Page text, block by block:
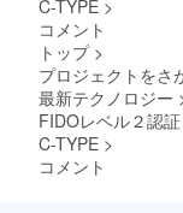
C-TYPE >
コメント
トップ >
プロジェクトをさ
最新テクノロジー
FIDOレベル２認
C-TYPE >
コメント